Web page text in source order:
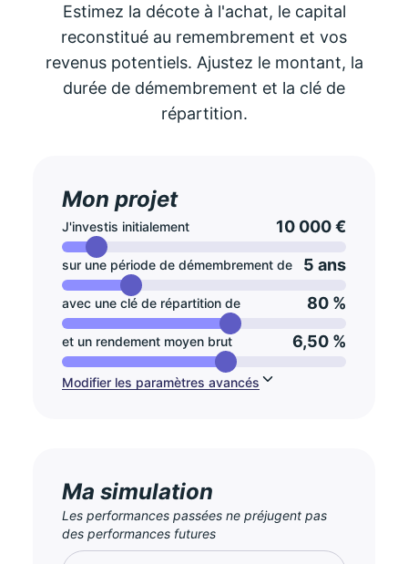
Estimez la décote à l'achat, le capital
reconstitué au remembrement et vos
revenus potentiels. Ajustez le montant, la
durée de démembrement et la clé de
répartition.
Mon projet
J'investis initialement 10 000 €
sur une période de démembrement de 5 ans
avec une clé de répartition de 80 %
et un rendement moyen brut 6,50 %
Modifier les paramètres avancés
Ma simulation
Les performances passées ne préjugent pas
des performances futures